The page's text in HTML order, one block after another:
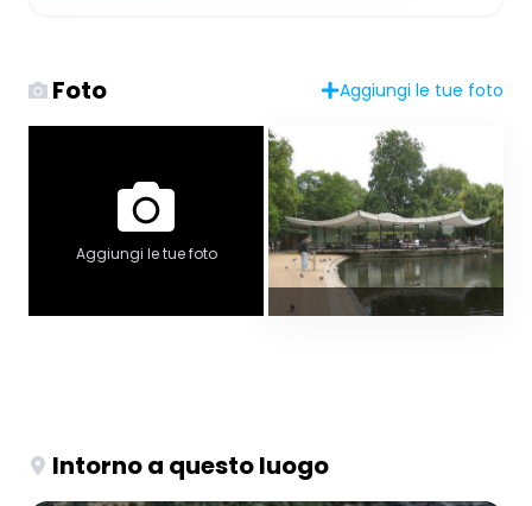
Foto Aggiungi le tue foto
Aggiungi le tue foto
Intorno a questo luogo